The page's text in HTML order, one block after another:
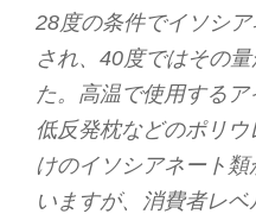
28度の条件でイソシ
され、40度ではその
た。高温で使用する
低反発枕などのポリ
けのイソシアネート
いますが、消費者レ